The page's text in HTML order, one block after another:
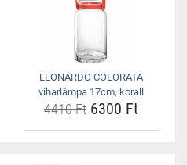
LEONARDO COLORATA
viharlámpa 17cm, korall
4410 Ft 6300 Ft